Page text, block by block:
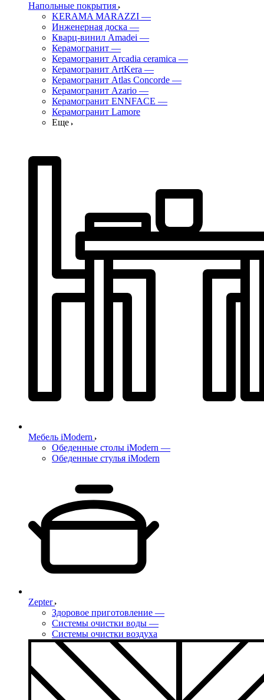
Напольные покрытия
KERAMA MARAZZI —
Инженерная доска —
Кварц-винил Amadei —
Керамогранит —
Керамогранит Arcadia ceramica —
Керамогранит ArtKera —
Керамогранит Atlas Concorde —
Керамогранит Azario —
Керамогранит ENNFACE —
Керамогранит Lamore
Еще
Мебель iModern
Обеденные столы iModern —
Обеденные стулья iModern
Zepter
Здоровое приготовление —
Системы очистки воды —
Системы очистки воздуха